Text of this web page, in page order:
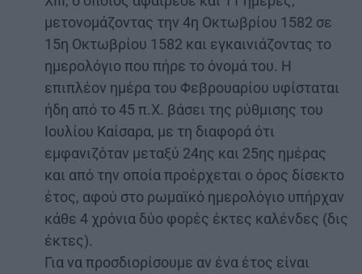
μετονομάζοντας την 4η Οκτωβρίου 1582 σε
15η Οκτωβρίου 1582 και εγκαινιάζοντας το
ημερολόγιο που πήρε το όνομά του. Η
επιπλέον ημέρα του Φεβρουαρίου υφίσταται
ήδη από το 45 π.Χ. βάσει της ρύθμισης του
Ιουλίου Καίσαρα, με τη διαφορά ότι
εμφανιζόταν μεταξύ 24ης και 25ης ημέρας
και από την οποία προέρχεται ο όρος δίσεκτο
έτος, αφού στο ρωμαϊκό ημερολόγιο υπήρχαν
κάθε 4 χρόνια δύο φορές έκτες καλένδες (δις
έκτες).
Για να προσδιορίσουμε αν ένα έτος είναι